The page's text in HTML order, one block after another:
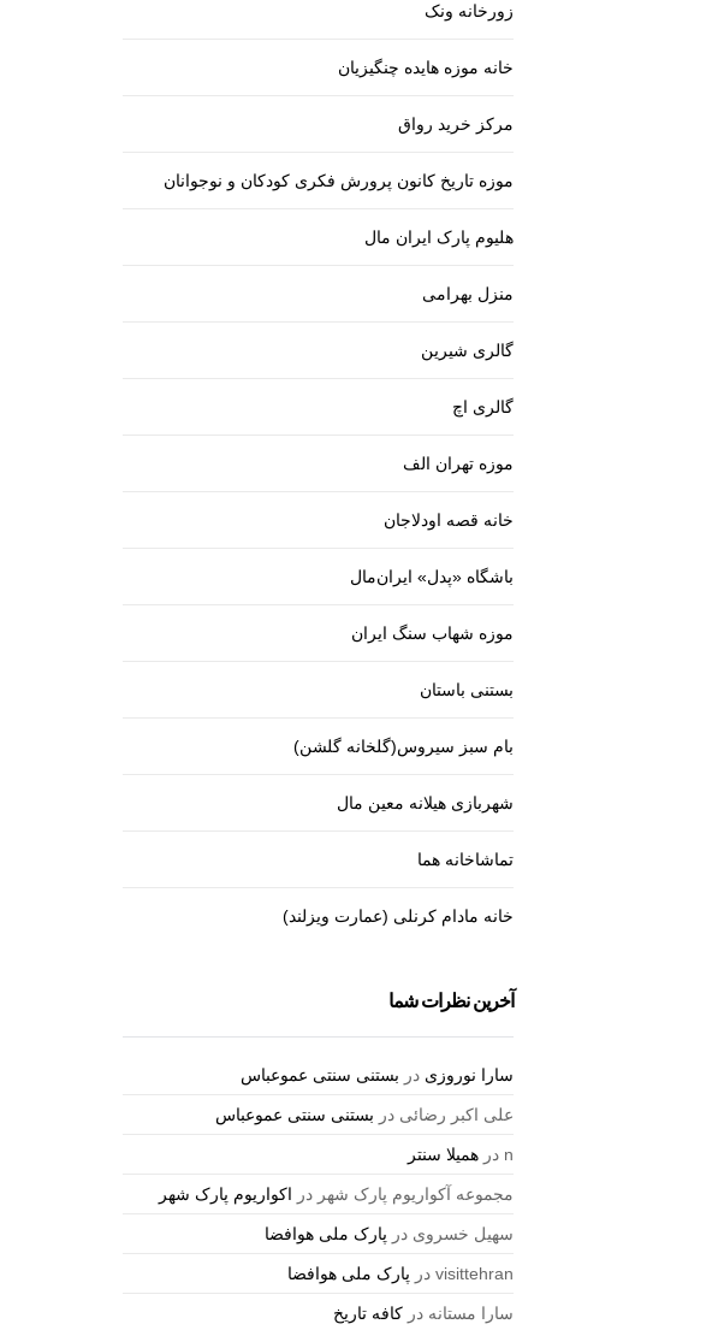
زورخانه ونک
خانه موزه هایده چنگیزیان
مرکز خرید رواق
موزه تاریخ کانون پرورش فکری کودکان و نوجوانان
هلیوم پارک ایران مال
منزل بهرامی
گالری شیرین
گالری اچ
موزه تهران الف
خانه قصه اودلاجان
باشگاه «پدل» ایران‌مال
موزه شهاب سنگ ایران
بستنی باستان
بام سبز سیروس(گلخانه گلشن)
شهربازی هیلانه معین مال
تماشاخانه هما
خانه مادام کرنلی (عمارت ویزلند)
آخرین نظرات شما
سارا نوروزی در بستنی سنتی عموعباس
علی اکبر رضائی در بستنی سنتی عموعباس
n درهمیلا سنتر
مجموعه آکواریوم پارک شهر در اکواریوم پارک شهر
سهیل خسروی در پارک ملی هوافضا
visittehran در پارک ملی هوافضا
سارا مستانه درکافه تاریخ